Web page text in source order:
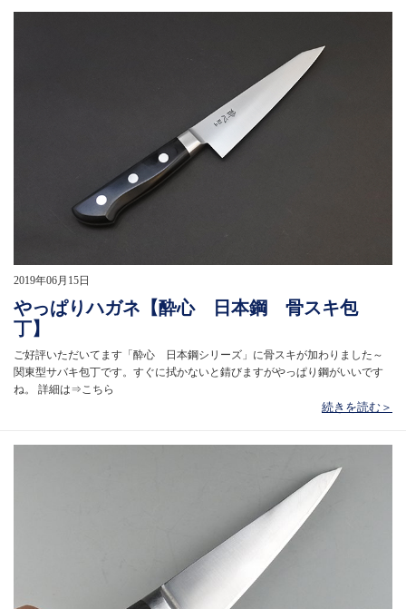
2019年06月15日
やっぱりハガネ【酔心 日本鋼 骨スキ包
丁】
ご好評いただいてます「酔心 日本鋼シリーズ」に骨スキが加わりました～
関東型サバキ包丁です。すぐに拭かないと錆びますがやっぱり鋼がいいです
ね。 詳細は⇒こちら
続きを読む＞